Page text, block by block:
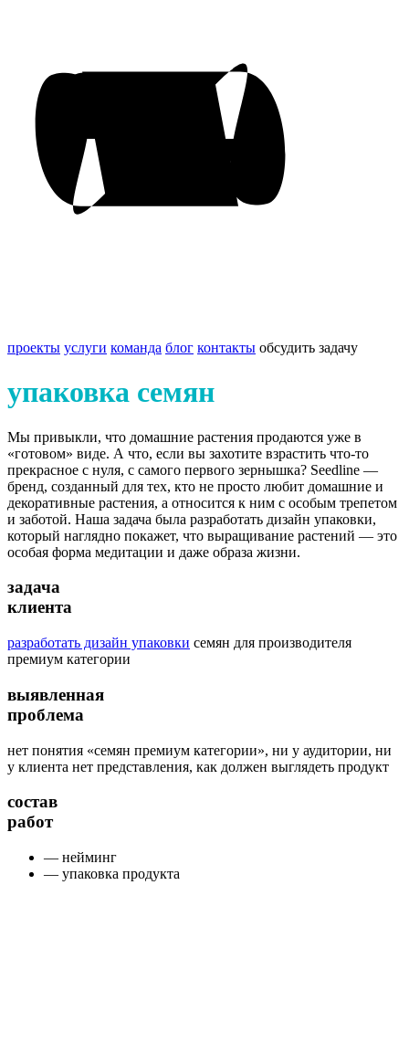
проекты услуги команда блог контакты обсудить задачу
упаковка семян
Мы привыкли, что домашние растения продаются уже в
«готовом» виде. А что, если вы захотите взрастить что-то
прекрасное с нуля, с самого первого зернышка? Seedline —
бренд, созданный для тех, кто не просто любит домашние и
декоративные растения, а относится к ним с особым трепетом
и заботой. Наша задача была разработать дизайн упаковки,
который наглядно покажет, что выращивание растений — это
особая форма медитации и даже образа жизни.
задача
клиента
разработать дизайн упаковки семян для производителя
премиум категории
выявленная
проблема
нет понятия «семян премиум категории», ни у аудитории, ни
у клиента нет представления, как должен выглядеть продукт
состав
работ
— нейминг
— упаковка продукта